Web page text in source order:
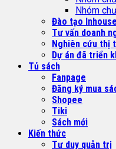
Nhóm
Đào tạo Inhouse
Tư vấn doanh
Nghiên cứu thị
Dự án đã triển
Tủ sách
Fanpage
Đăng ký mua
Shopee
Tiki
Sách mới
Kiến thức
Tư duy quản trị